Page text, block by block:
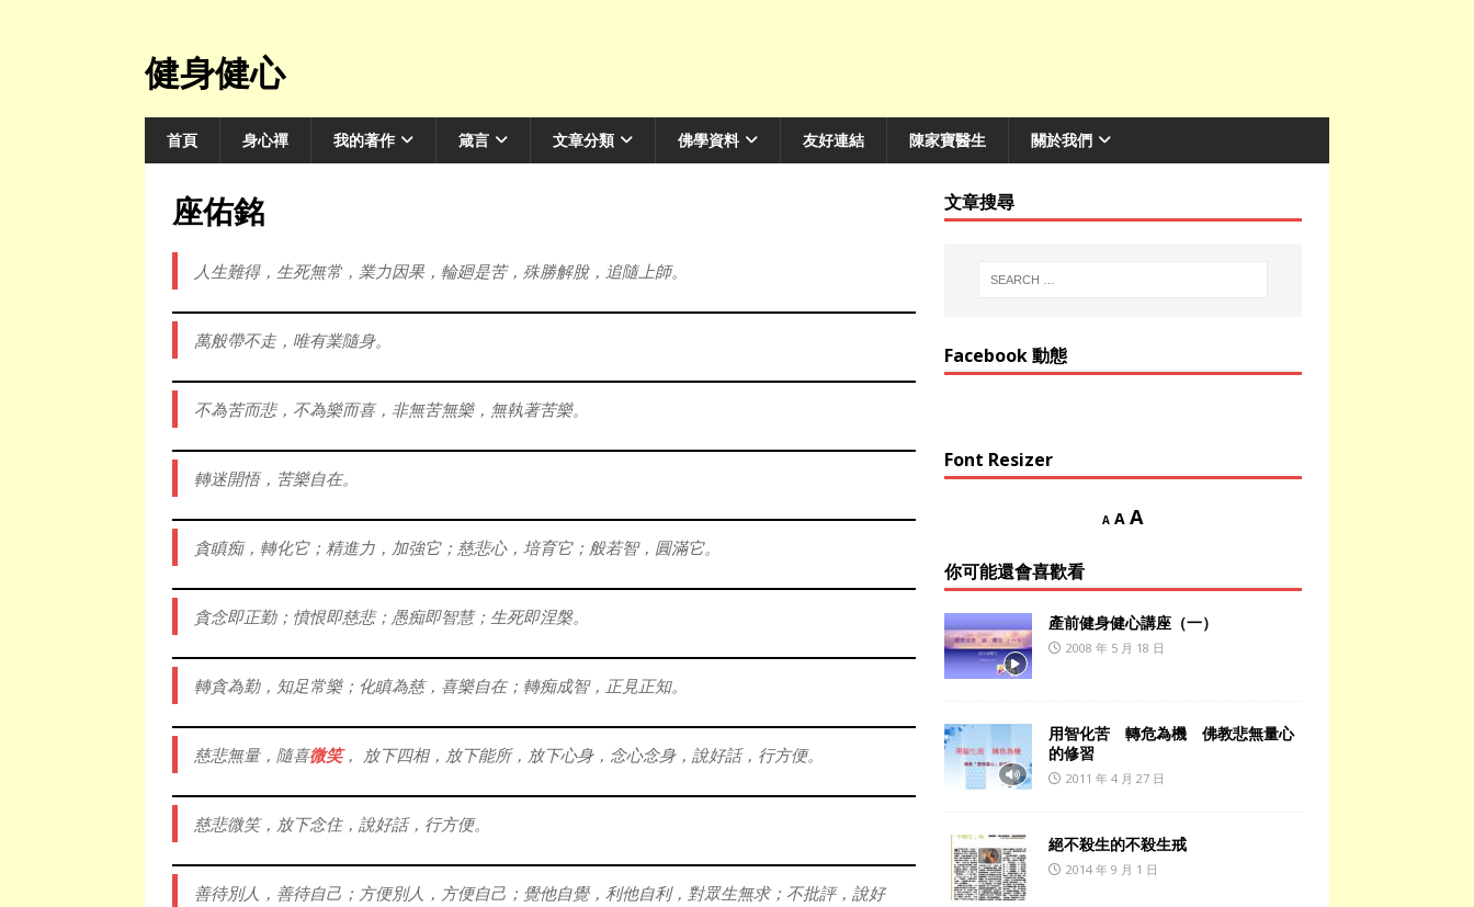
健身健心
首頁 身心禪 我的著作 箴言 文章分類 佛學資料 友好連結 陳家寶醫生 關於我們
座佑銘
人生難得，生死無常，業力因果，輪廻是苦，殊勝解脫，追隨上師。
萬般帶不走，唯有業隨身。
不為苦而悲，不為樂而喜，非無苦無樂，無執著苦樂。
轉迷開悟，苦樂自在。
貪瞋痴，轉化它；精進力，加強它；慈悲心，培育它；般若智，圓滿它。
貪念即正勤；憤恨即慈悲；愚痴即智慧；生死即涅槃。
轉貪為勤，知足常樂；化瞋為慈，喜樂自在；轉痴成智，正見正知。
慈悲無量，隨喜微笑， 放下四相，放下能所，放下心身，念心念身，說好話，行方便。
慈悲微笑，放下念住，說好話，行方便。
善待別人，善待自己；方便別人，方便自己；覺他自覺，利他自利，對眾生無求；不批評，說好
文章搜尋
Facebook 動態
Font Resizer
A A A
你可能還會喜歡看
產前健身健心講座（一）
2008 年 5 月 18 日
用智化苦 轉危為機 佛教悲無量心
的修習
2011 年 4 月 27 日
絕不殺生的不殺生戒
2014 年 9 月 1 日